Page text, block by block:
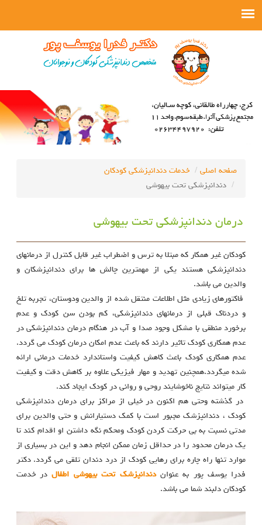
صفحه اصلی
خدمات دندانپزشکی کودکان
دندانپزشکی تحت بیهوشی
درمان دندانپزشکی تحت بیهوشی
کودکان غیر همکار که مبتلا به ترس و اضطراب غیر قابل کنترل از درمانهای
دندانپزشکی هستند یکی از مهمترین چالش ها برای دندانپزشکان و
والدین می باشد.
فاکتورهای زیادی مثل اطلاعات منتقل شده از والدین ودوستان، تجربه تلخ
و دردناک قبلی از درمانهای دندانپزشکی، کم بودن سن کودک و عدم
برخورد منطقی با مشکل وجود صدا و آب در هنگام درمان دندانپزشکی در
عدم همکاری کودک تاثیر دارند که باعث عدم امکان درمان کودک می گردد.
عدم همکاری کودک باعث کاهش کیفیت واستاندارد خدمات درمانی ارائه
شده میگردد.همچنین تهدید و مهار فیزیکی علاوه بر کاهش دقت و کیفیت
کار میتواند نتایج ناخوشایند روحی و روانی در کودک ایجاد کند.
در گذشته وحتی هم اکنون در خیلی از مراکز برای درمان دندانپزشکی
کودک ، دندانپزشک مجبور است با کمک دستیارانش و حتی والدین برای
مدتی نسبت به بی حرکت کردن کودک ومحکم نگه داشتن او اقدام کند تا
یک درمان محدود را در حداقل زمان ممکن انجام دهد و این در بسیاری از
موارد تنها راه چاره برای رهایی کودک از درد دندان تلقی می گردد. دکتر
فدرا یوسف پور به عنواندندانپزشک تحت بیهوشی اطفالدر خدمت
کودکان دلبند شما می باشد.